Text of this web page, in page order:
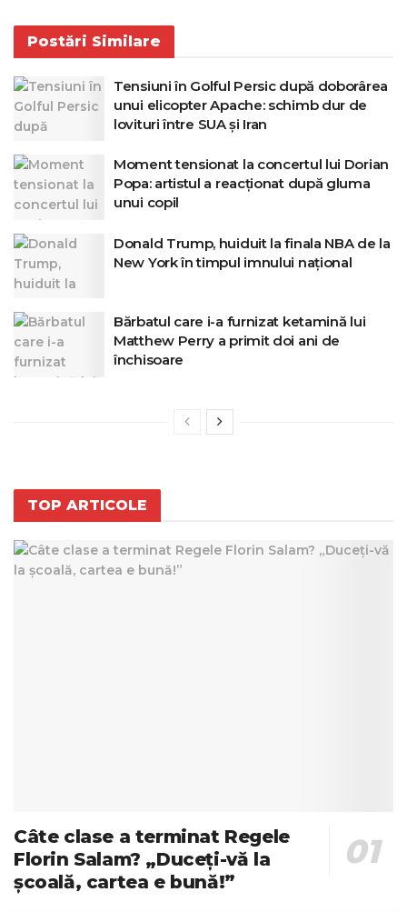
Postări Similare
Tensiuni în Golful Persic după doborârea
unui elicopter Apache: schimb dur de
lovituri între SUA și Iran
Moment tensionat la concertul lui Dorian
Popa: artistul a reacționat după gluma
unui copil
Donald Trump, huiduit la finala NBA de la
New York în timpul imnului național
Bărbatul care i-a furnizat ketamină lui
Matthew Perry a primit doi ani de
închisoare
TOP ARTICOLE
Câte clase a terminat Regele
Florin Salam? „Duceți-vă la
școală, cartea e bună!”